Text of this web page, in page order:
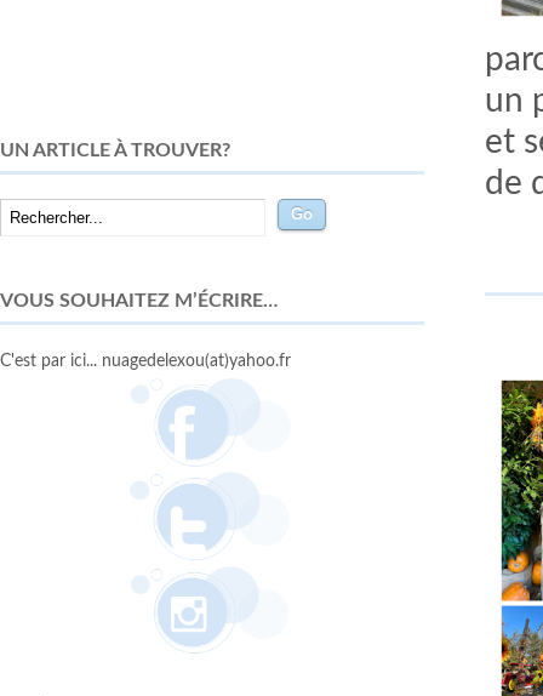
un
et
de
UN ARTICLE À TROUVER?
VOUS SOUHAITEZ M’ÉCRIRE…
C'est par ici... nuagedelexou(at)yahoo.fr